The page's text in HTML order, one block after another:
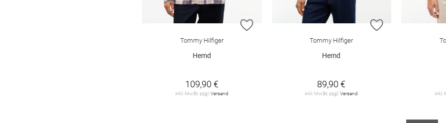
ZUR WUNSCHLISTE HINZUFÜGEN
Tommy Hilfiger
Hemd
109,90 €
inkl. MwSt. zzgl. Versand
ZUR
Tommy Hilfiger
Hemd
89,90 €
inkl. MwSt. zzgl.Versand inkl.